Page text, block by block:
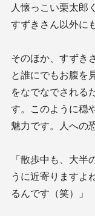
人懐っこい栗太郎
すずきさん以外に
そのほか、すずき
と誰にでもお腹を
をなでなでされる
す。このように穏
魅力です。人への
「散歩中も、大
うに近寄ります
るんです（笑）」